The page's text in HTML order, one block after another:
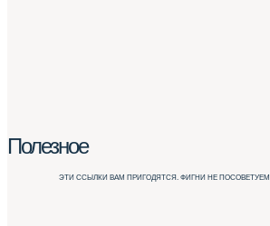
Полезное
ЭТИ ССЫЛКИ ВАМ ПРИГОДЯТСЯ. ФИГНИ НЕ ПОСОВЕТУЕМ